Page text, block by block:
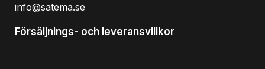
info@satema.se
Försäljnings- och leveransvillkor